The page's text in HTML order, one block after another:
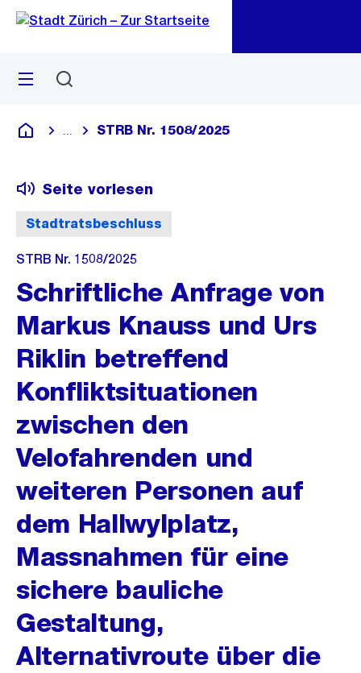
Navigation
Sprunglink
Menü
Deutsch
Blende alle Breadcrumbs ein
STRB Nr. 1508/2025
Stadtratsbeschluss
Seite vorlesen
STRB Nr. 1508/2025
Schriftliche Anfrage von
Markus Knauss und Urs
Riklin betreffend
Konfliktsituationen
zwischen den
Velofahrenden und
weiteren Personen auf
dem Hallwylplatz,
Massnahmen für eine
sichere bauliche
Gestaltung,
Alternativroute über die